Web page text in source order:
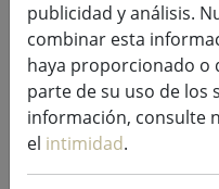
Sirius Tech-
de iniciación
3 x 3 m
publicidad y análisis.
combinar esta
haya proporcionado o
parte de su uso de los
información, consulte
el intimidad.